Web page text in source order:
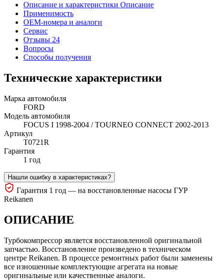
Описание и характеристики Описание
Применимость
OEM-номера и аналоги
Сервис
Отзывы 24
Вопросы
Способы получения
Технические характеристики
Марка автомобиля
FORD
Модель автомобиля
FOCUS I 1998-2004 / TOURNEO CONNECT 2002-2013
Артикул
T0721R
Гарантия
1 год
Нашли ошибку в характеристиках?
Гарантия 1 год — на восстановленные насосы ГУР
Reikanen
ОПИСАНИЕ
Турбокомпрессор является восстановленной оригинальной
запчастью. Восстановление произведено в техническом
центре Reikanen. В процессе ремонтных работ были заменены
все изношенные комплектующие агрегата на новые
оригинальные или качественные аналоги.